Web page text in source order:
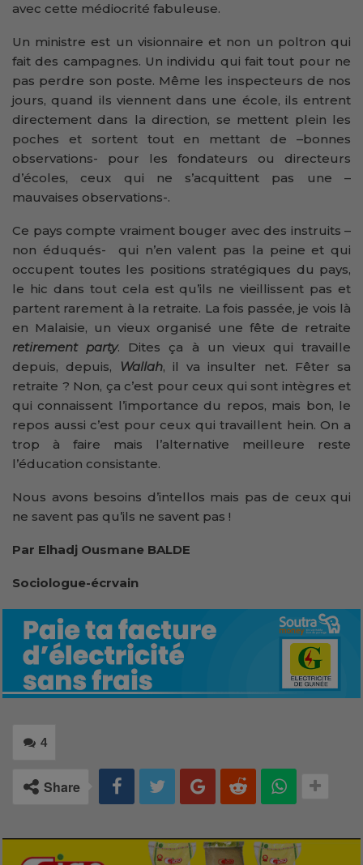
avec cette médiocrité fabuleuse.
Un ministre est un visionnaire et non un poltron qui
fait des campagnes. Un individu qui fait tout pour ne
pas perdre son poste. Même les inspecteurs de nos
jours, quand ils viennent dans une école, ils entrent
directement dans la direction, se mettent plein les
poches et sortent tout en mettant de –bonnes
observations- pour les fondateurs ou directeurs
d’écoles, ceux qui ne s’acquittent pas une –
mauvaises observations-.
Ce pays compte vraiment bouger avec des instruits –
non éduqués- qui n’en valent pas la peine et qui
occupent toutes les positions stratégiques du pays,
le hic dans tout cela est qu’ils ne vieillissent pas et
partent rarement à la retraite. La fois passée, je vois là
en Malaisie, un vieux organisé une fête de retraite
retirement party. Dites ça à un vieux qui travaille
depuis, depuis,
Wallah, il va insulter net. Fêter sa
retraite ? Non, ça c’est pour ceux qui sont intègres et
qui connaissent l’importance du repos, mais bon, le
repos aussi c’est pour ceux qui travaillent hein. On a
trop à faire mais l’alternative meilleure reste
l’éducation consistante.
Nous avons besoins d’intellos mais pas de ceux qui
ne savent pas qu’ils ne savent pas !
Par Elhadj Ousmane BALDE
Sociologue-écrvain
4
Share